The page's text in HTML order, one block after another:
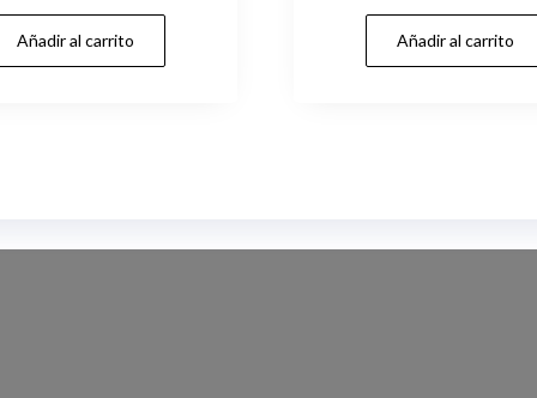
precio
original
era:
precio
es:
Añadir al carrito
precio
original
era:
Añadir al carrito